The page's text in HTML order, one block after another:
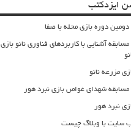
ایزدکتب
دومین دوره بازی محله با صفا
آشنایی با کاربردهای فناوری نانو بازی
مزرعه نانو
مسابقه شهدای غواص بازی نبرد هور
نبرد هور
سایت با وبلاگ چیست